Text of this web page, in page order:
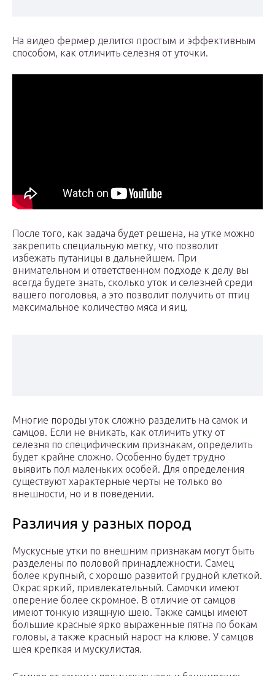
На видео фермер делится простым и эффективным
способом, как отличить селезня от уточки.
После того, как задача будет решена, на утке можно
закрепить специальную метку, что позволит
избежать путаницы в дальнейшем. При
внимательном и ответственном подходе к делу вы
всегда будете знать, сколько уток и селезней среди
вашего поголовья, а это позволит получить от птиц
максимальное количество мяса и яиц.
Многие породы уток сложно разделить на самок и
самцов. Если не вникать, как отличить утку от
селезня по специфическим признакам, определить
будет крайне сложно. Особенно будет трудно
выявить пол маленьких особей. Для определения
существуют характерные черты не только во
внешности, но и в поведении.
Различия у разных пород
Мускусные утки по внешним признакам могут быть
разделены по половой принадлежности. Самец
более крупный, с хорошо развитой грудной клеткой.
Окрас яркий, привлекательный. Самочки имеют
оперение более скромное. В отличие от самцов
имеют тонкую изящную шею. Также самцы имеют
большие красные ярко выраженные пятна по бокам
головы, а также красный нарост на клюве. У самцов
шея крепкая и мускулистая.